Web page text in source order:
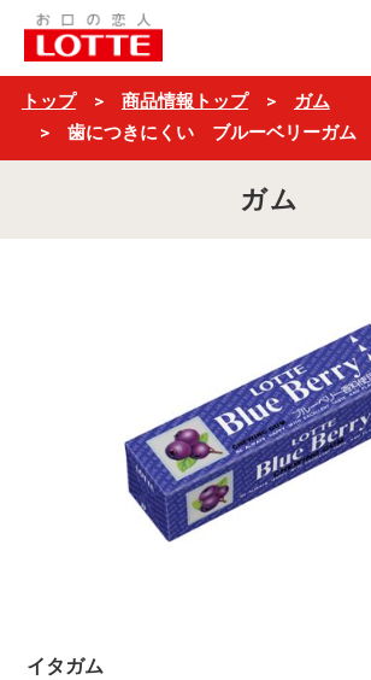
歯
に
つ
に
い
トップ 商品情報トップ
ガム
歯につきにくい ブルーベリーガム
ガム
イ
イタガム